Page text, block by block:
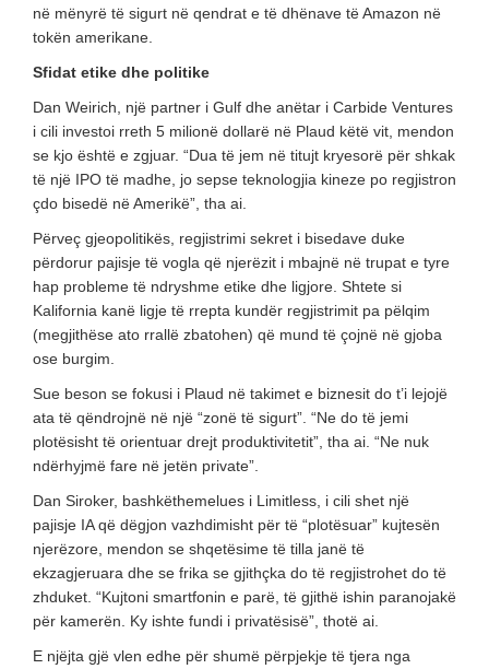
në mënyrë të sigurt në qendrat e të dhënave të Amazon në
tokën amerikane.
Sfidat etike dhe politike
Dan Weirich, një partner i Gulf dhe anëtar i Carbide Ventures
i cili investoi rreth 5 milionë dollarë në Plaud këtë vit, mendon
se kjo është e zgjuar. “Dua të jem në titujt kryesorë për shkak
të një IPO të madhe, jo sepse teknologjia kineze po regjistron
çdo bisedë në Amerikë”, tha ai.
Përveç gjeopolitikës, regjistrimi sekret i bisedave duke
përdorur pajisje të vogla që njerëzit i mbajnë në trupat e tyre
hap probleme të ndryshme etike dhe ligjore. Shtete si
Kalifornia kanë ligje të rrepta kundër regjistrimit pa pëlqim
(megjithëse ato rrallë zbatohen) që mund të çojnë në gjoba
ose burgim.
Sue beson se fokusi i Plaud në takimet e biznesit do t’i lejojë
ata të qëndrojnë në një “zonë të sigurt”. “Ne do të jemi
plotësisht të orientuar drejt produktivitetit”, tha ai. “Ne nuk
ndërhyjmë fare në jetën private”.
Dan Siroker, bashkëthemelues i Limitless, i cili shet një
pajisje IA që dëgjon vazhdimisht për të “plotësuar” kujtesën
njerëzore, mendon se shqetësime të tilla janë të
ekzagjeruara dhe se frika se gjithçka do të regjistrohet do të
zhduket. “Kujtoni smartfonin e parë, të gjithë ishin paranojakë
për kamerën. Ky ishte fundi i privatësisë”, thotë ai.
E njëjta gjë vlen edhe për shumë përpjekje të tjera nga